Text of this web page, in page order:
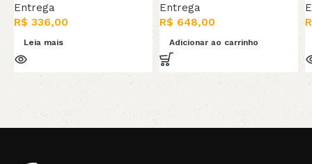
Entrega
R$ 336,00
Leia mais
Entrega
R$ 648,00
Adicionar ao carrinho